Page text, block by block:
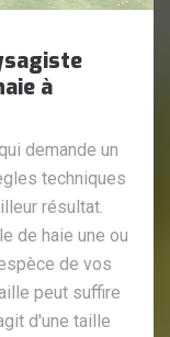
à
demande un
techniques
résultat.
de haie une ou
de vos
peut suffire
d'une taille